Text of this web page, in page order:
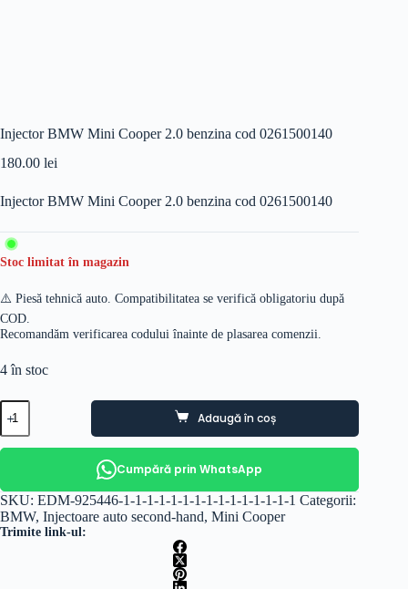
Injector BMW Mini Cooper 2.0 benzina cod 0261500140
180.00 lei
Injector BMW Mini Cooper 2.0 benzina cod 0261500140
Stoc limitat în magazin
⚠️ Piesă tehnică auto. Compatibilitatea se verifică obligatoriu după
COD.
Recomandăm verificarea codului înainte de plasarea comenzii.
4 în stoc
Cantitate
Injector
BMW
Mini
benzina
cod
0261500140
Adaugă în coș
Cumpără prin WhatsApp
SKU: EDM-925446-1-1-1-1-1-1-1-1-1-1-1-1-1-1-1 Categorii:
BMW, Injectoare auto second-hand, Mini Cooper
Trimite link-ul: